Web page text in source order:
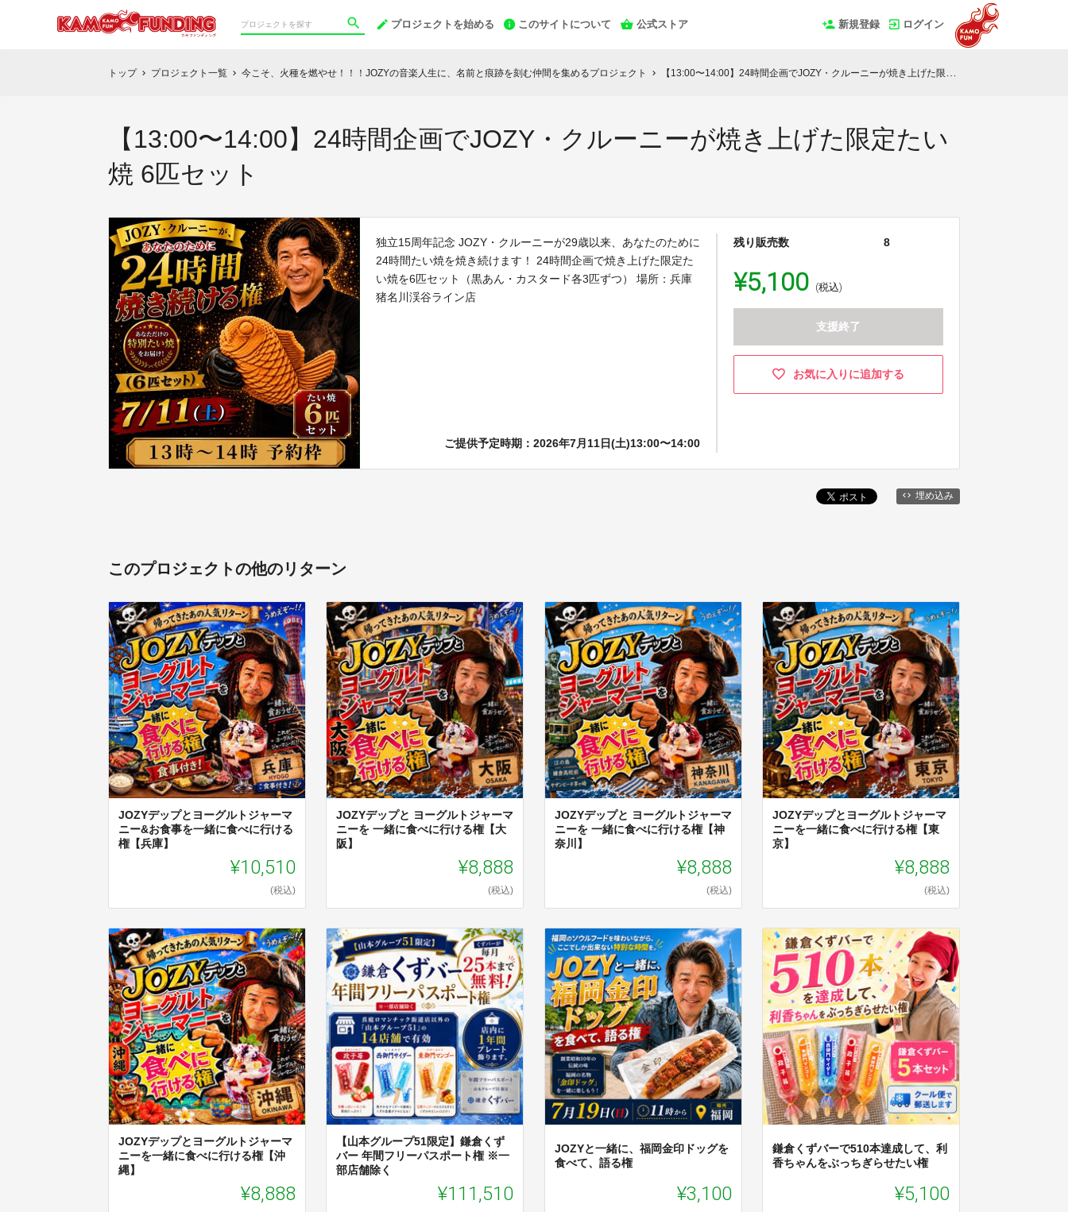
プロジェクトを始める このサイトについて 公式ストア 新規登録 ログイン
トップ chevron_right プロジェクト一覧 chevron_right 今こそ、火種を燃やせ！！！JOZYの音楽人生に、名前と痕跡を刻む仲間を集めるプロジェクト chevron_right 【13:00〜14:00】24時間企画でJOZY・クルーニーが焼き上げた限定たい焼 6匹セット
【13:00〜14:00】24時間企画でJOZY・クルーニーが焼き上げた限定たい
焼 6匹セット
独立15周年記念 JOZY・クルーニーが29歳以来、あなたのために
24時間たい焼を焼き続けます！ 24時間企画で焼き上げた限定た
い焼を6匹セット（黒あん・カスタード各3匹ずつ） 場所：兵庫
猪名川渓谷ライン店
ご提供予定時期：2026年7月11日(土)13:00〜14:00
残り販売数 8
¥5,100 (税込)
支援終了
お気に入りに追加する
埋め込み
このプロジェクトの他のリターン
JOZYデップとヨーグルトジャーマ
ニー&お食事を一緒に食べに行ける
権【兵庫】
¥10,510
(税込)
JOZYデップと ヨーグルトジャーマ
ニーを 一緒に食べに行ける権【大
阪】
¥8,888
(税込)
JOZYデップと ヨーグルトジャーマ
ニーを 一緒に食べに行ける権【神
奈川】
¥8,888
(税込)
JOZYデップとヨーグルトジャーマ
ニーを一緒に食べに行ける権【東
京】
¥8,888
(税込)
JOZYデップとヨーグルトジャーマ
ニーを一緒に食べに行ける権【沖
縄】
¥8,888
【山本グループ51限定】鎌倉くず
バー 年間フリーパスポート権 ※一
部店舗除く
¥111,510
JOZYと一緒に、福岡金印ドッグを
食べて、語る権
¥3,100
鎌倉くずバーで510本達成して、利
香ちゃんをぶっちぎらせたい権
¥5,100